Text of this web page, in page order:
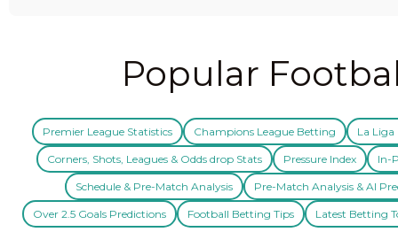
Popular
Premier League Statistics Champions League Betting La Liga
Corners, Shots, Leagues & Odds drop Stats Pressure Index In-
Schedule & Pre-Match Analysis Pre-Match Analysis & AI
Over 2.5 Goals Predictions Football Betting Tips Latest Betting